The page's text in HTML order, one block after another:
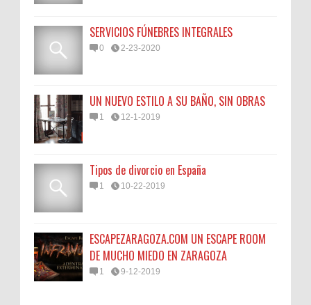
SERVICIOS FÚNEBRES INTEGRALES
0 2-23-2020
UN NUEVO ESTILO A SU BAÑO, SIN OBRAS
1 12-1-2019
Tipos de divorcio en España
1 10-22-2019
ESCAPEZARAGOZA.COM UN ESCAPE ROOM
DE MUCHO MIEDO EN ZARAGOZA
1 9-12-2019